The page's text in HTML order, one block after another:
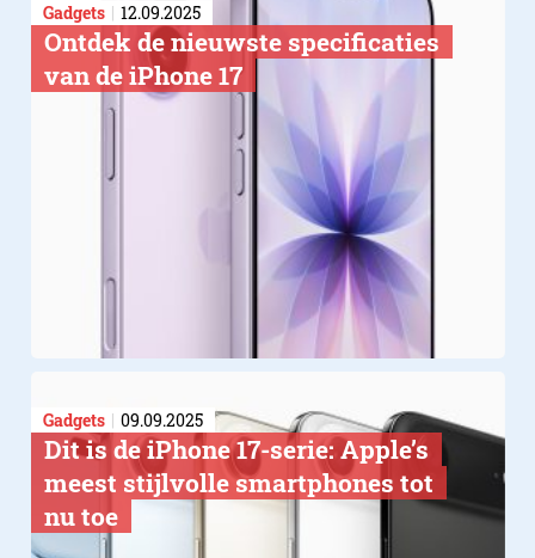
Gadgets 12.09.2025
Ontdek de nieuwste specificaties
van de iPhone 17
Gadgets 09.09.2025
Dit is de iPhone 17-serie: Apple’s
meest stijlvolle smartphones tot
nu toe